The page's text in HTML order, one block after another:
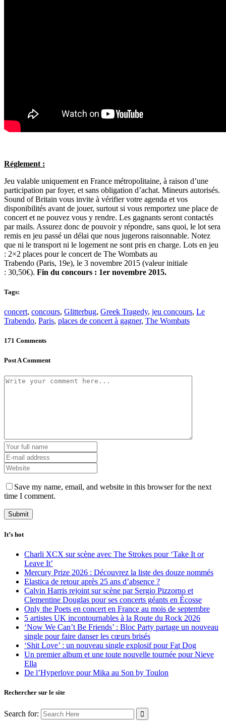
Réglement :
Jeu valable uniquement en France métropolitaine, à raison d’une
participation par foyer, et sans obligation d’achat. Mineurs autorisés.
Sound of Britain vous invite à vérifier votre agenda et vos
disponibilités avant de jouer, surtout si vous remportez une place de
concert et ne pouvez vous y rendre. Les gagnants seront contactés
par mails. Assurez donc de pouvoir y répondre, sans quoi, le lot sera
remis en jeu passé un délai que nous jugerons raisonnable. Notez
que ni le transport ni le logement ne sont pris en charge. Lots en jeu
: 2×2 places pour le concert de The Wombats au
Trabendo (Paris, 19e), le 3 novembre 2015 (valeur initiale
: 30,50€). Fin du concours : 1er novembre 2015.
Tags:
concert, concours, Glitterbug, Greek Tragedy, jeu concours, Le
Trabendo, Paris, places de concert à gagner, The Wombats
171 Comments
Post A Comment
Save my name, email, and website in this browser for the next
time I comment.
It’s hot
Charli XCX sur scène avec The Strokes pour ‘Take It or
Leave It’
Mercury Prize 2026 : Découvrez la liste des douze nommés
Elastica de retour après 25 ans d’absence ?
Calvin Harris rejoint sur scène par Sergio Pizzorno et
Clementine Douglas pour ses concerts géants en Écosse
Only the Poets en concert en France au mois de septembre
5 artistes UK incontournables à la Route du Rock 2026
‘Now We Can’t Be Friends’ : Bloc Party partage un nouveau
single pour faire danser les cœurs brisés
‘Shit Love’ : un nouveau single explosif pour Fat Dog
Un premier album et une toute nouvelle tournée pour Nieve
Ella
De l’Hyperlove pour Mika au Son by Toulon
Rechercher sur le site
Search for: